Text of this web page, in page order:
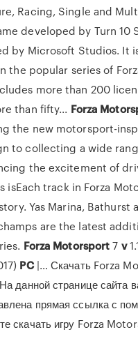
Racing, Single and
developed by Turn 10
by Microsoft Studios. It
the popular series of
more than 200
than fifty... Forza
the new motorsport-
to collecting a wide
the excitement of
isEach track in Forza
Yas Marina, Bathurst
are the latest
Forza Motorsport7 v
PC|… Скачать Forza
данной странице сайта
прямая ссылка с
скачать игру Forza